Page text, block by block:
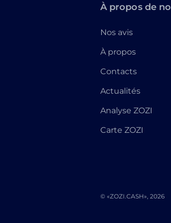
À propos de
Nos avis
À propos
Contacts
Actualités
Analyse ZOZI
Carte ZOZI
© «ZOZI.CASH», 2026